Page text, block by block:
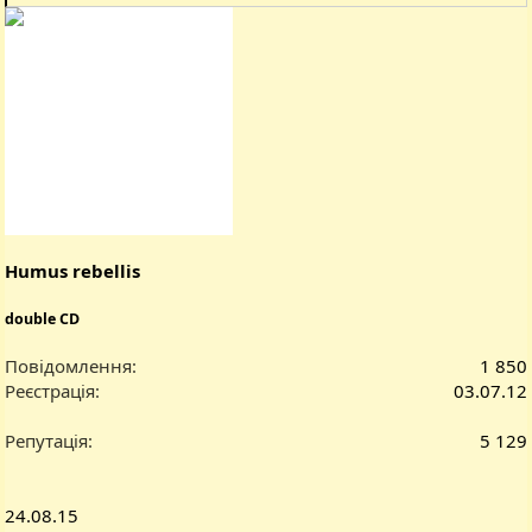
е
Humus rebellis
double CD
Повідомлення
1 850
Реєстрація
03.07.12
Репутація 5 129
24.08.15